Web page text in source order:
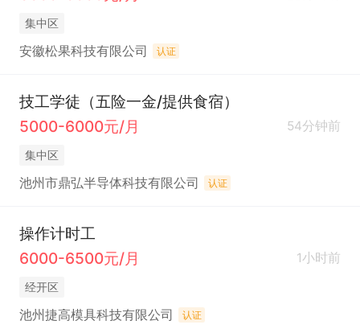
集中区
安徽松果科技有限公司 认证
技工学徒（五险一金/提供食宿）
5000-6000元/月
54分钟前
集中区
池州市鼎弘半导体科技有限公司 认证
操作计时工
6000-6500元/月
1小时前
经开区
池州捷高模具科技有限公司 认证